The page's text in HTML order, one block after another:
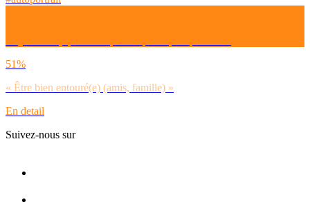
51%
« Être bien entouré(e) (amis, famille) »
En detail
Suivez-nous sur